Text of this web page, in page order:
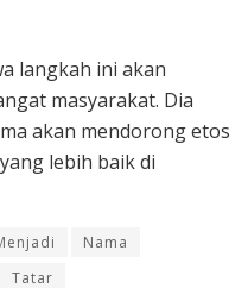
langkah ini akan
masyarakat. Dia
akan mendorong etos
lebih baik di
Nama
Tatar